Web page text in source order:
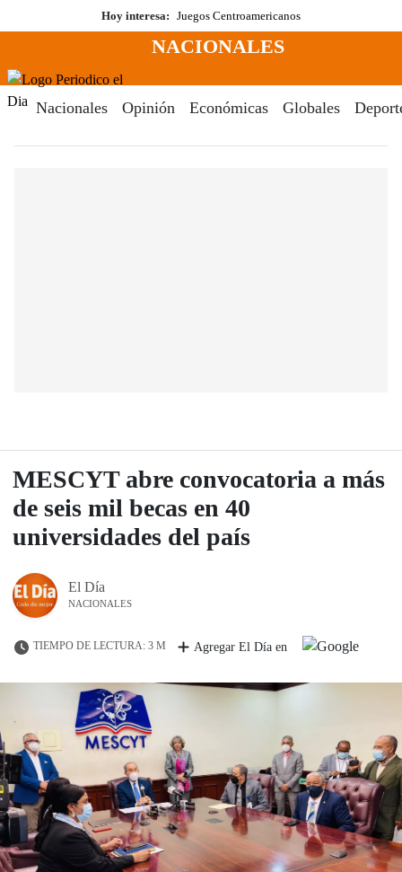
al
Hoy interesa: Juegos Centroamericanos
Menú
NACIONALES
Nacionales Opinión Económicas Globales
MESCYT abre convocatoria a más
de seis mil becas en 40
universidades del país
El Día
NACIONALES
TIEMPO DE LECTURA: 3 M Agregar El Día en